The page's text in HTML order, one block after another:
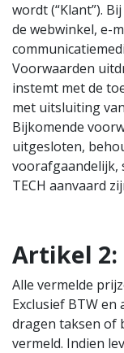
wordt (“Klant”).
de webwinkel, e-
Voorwaarden
instemt met de
met uitsluiting
Bijkomende
uitgesloten,
voorafgaandelijk,
TECH aanvaard
Artikel 2:
Alle vermelde
Exclusief BTW
dragen taksen of
vermeld. Indien